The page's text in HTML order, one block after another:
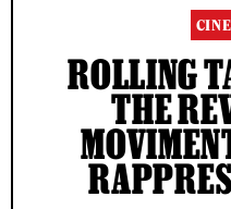
ROLLING
THE